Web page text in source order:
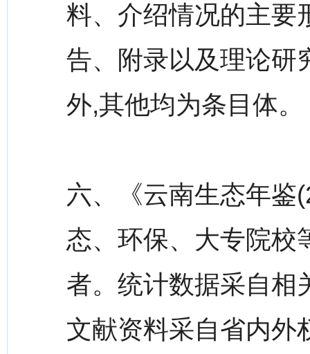
料、介绍情况的主要
告、附录以及理论研
外,其他均为条目体。
六、《云南生态年鉴
态、环保、大专院校
者。统计数据采自相
文献资料采自省内外